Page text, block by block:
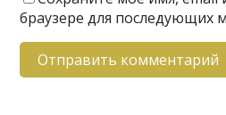
браузере для последующих